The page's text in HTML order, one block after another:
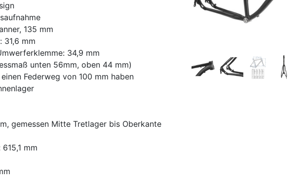
135 mm
31,6 mm
34,9 mm
unten 56mm, oben 44 mm)
Federweg von 100 mm haben
gemessen Mitte Tretlager bis Oberkante
mm